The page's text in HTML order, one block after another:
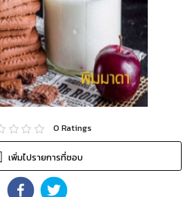
0 Ratings
เพิ่มไปรายการที่ชอบ